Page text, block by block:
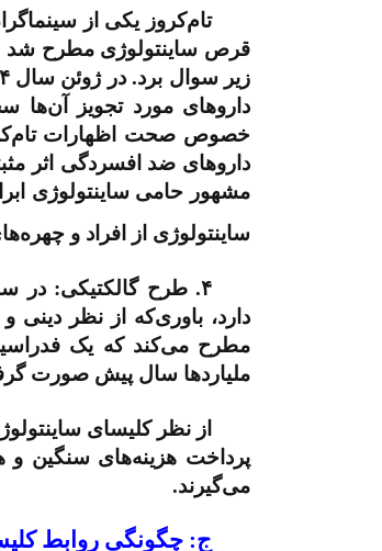
تام‌کروز یکی از
قرص ساینتولوژی مطرح شد و
زیر سوال برد. در ژوئن سال
داروهای مورد تجویز آن‌ها
خصوص صحت اظهارات
داروهای ضد افسردگی اثر
مشهور حامی ساینتولوژی
ساینتولوژی از افراد و
۴. طرح گالکتیکی: در
دارد، باوری‌که از نظر دینی
مطرح می‌کند که یک
ملیاردها سال پیش صورت
از نظر کلیسای
پرداخت هزینه‌های سنگین و
می‌گیرند.
ج: چگونگی روابط